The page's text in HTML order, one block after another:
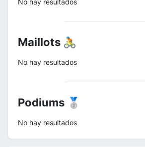
No hay resultados
Maillots 🚴
No hay resultados
Podiums 🥈
No hay resultados